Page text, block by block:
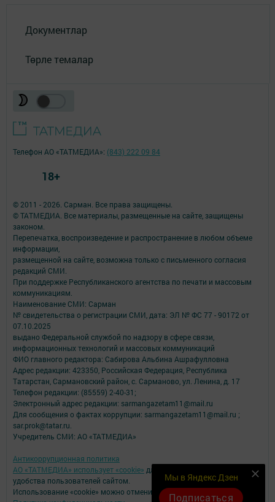
Документлар
Төрле темалар
Мы в Яндекс Дзен
Подписаться
© 2011 - 2026. Сарман. Все права защищены.
© ТАТМЕДИА. Все материалы, размещенные на сайте, защищены
законом.
Перепечатка, воспроизведение и распространение в любом объеме
информации,
размещенной на сайте, возможна только с письменного согласия
редакций СМИ.
При поддержке Республиканского агентства по печати и массовым
коммуникациям.
Наименование СМИ: Сарман
№ свидетельства о регистрации СМИ, дата: ЭЛ № ФС 77 - 90172 от
07.10.2025
выдано Федеральной службой по надзору в сфере связи,
информационных технологий и массовых коммуникаций
ФИО главного редактора: Сабирова Альбина Ашрафулловна
Адрес редакции: 423350, Российская Федерация, Республика
Татарстан, Сармановский район, с. Сарманово, ул. Ленина, д. 17
Телефон редакции: (85559) 2-40-31;
Электронный адрес редакции: sarmangazetam11@mail.ru
Для сообщения о фактах коррупции: sarmangazetam11@mail.ru ;
sar.prok@tatar.ru.
Учредитель СМИ: АО «ТАТМЕДИА»
Антикоррупционная политика
АО «ТАТМЕДИА» использует «cookie» для персонализации сервисов и
удобства пользователей сайтом.
Использование «cookie» можно отменить в настройках браузера.
Телефон АО «ТАТМЕДИА»: (843) 222 09 84
18+